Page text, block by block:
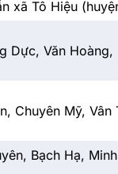
xã Tô Hiệu
Dực, Văn
Chuyên Mỹ,
Bạch Hạ,